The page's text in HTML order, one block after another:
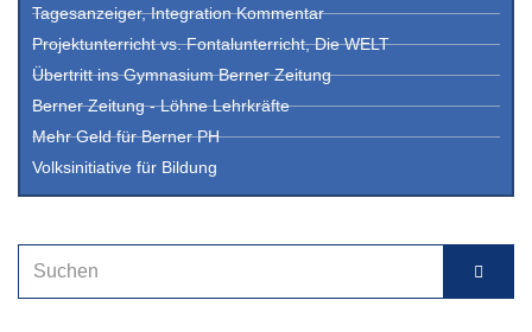
Tagesanzeiger, Integration Kommentar
Projektunterricht vs. Fontalunterricht, Die WELT
Übertritt ins Gymnasium Berner Zeitung
Berner Zeitung - Löhne Lehrkräfte
Mehr Geld für Berner PH
Volksinitiative für Bildung